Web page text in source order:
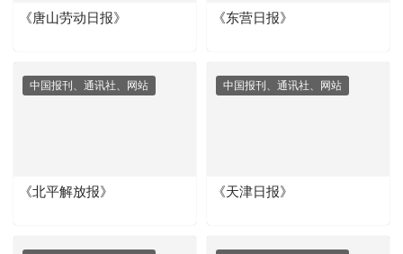
《唐山劳动日报》 《东营日报》
中国报刊、通讯社、网站
《北平解放报》
中国报刊、通讯社、网站
《天津日报》